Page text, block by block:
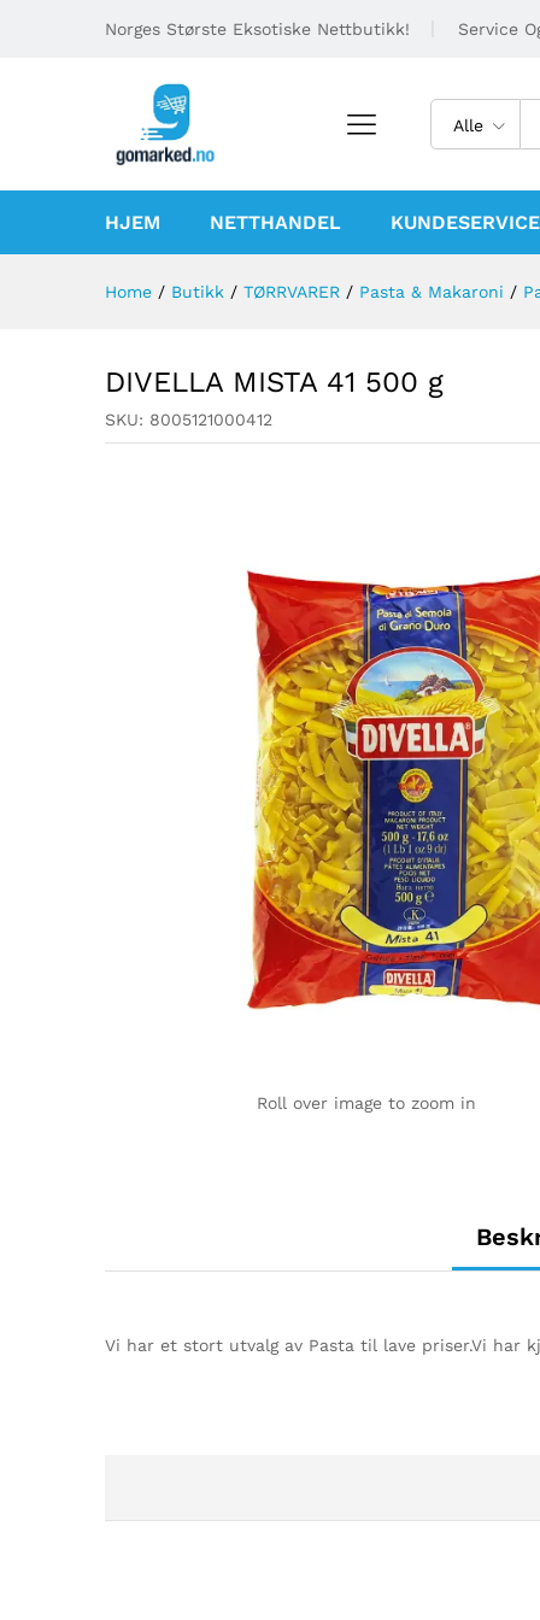
Norges Største Eksotiske Nettbutikk! Service
Alle
HJEM NETTHANDEL KUNDESERVICE
Home / Butikk / TØRRVARER / Pasta & Makaroni /
DIVELLA MISTA 41 500 g
SKU: 8005121000412
Roll over image to zoom in
Vi har et stort utvalg av Pasta til lave priser.Vi har